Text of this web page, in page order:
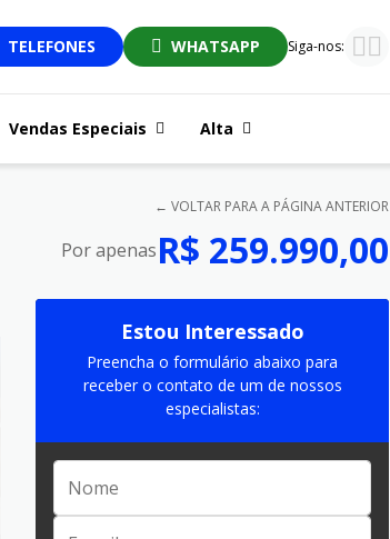
TELEFONES WHATSAPP Siga-nos:
Vendas Especiais Alta
← VOLTAR PARA A PÁGINA ANTERIOR
Por apenasR$ 259.990,00
Estou Interessado
Preencha o formulário abaixo para
receber o contato de um de nossos
especialistas: